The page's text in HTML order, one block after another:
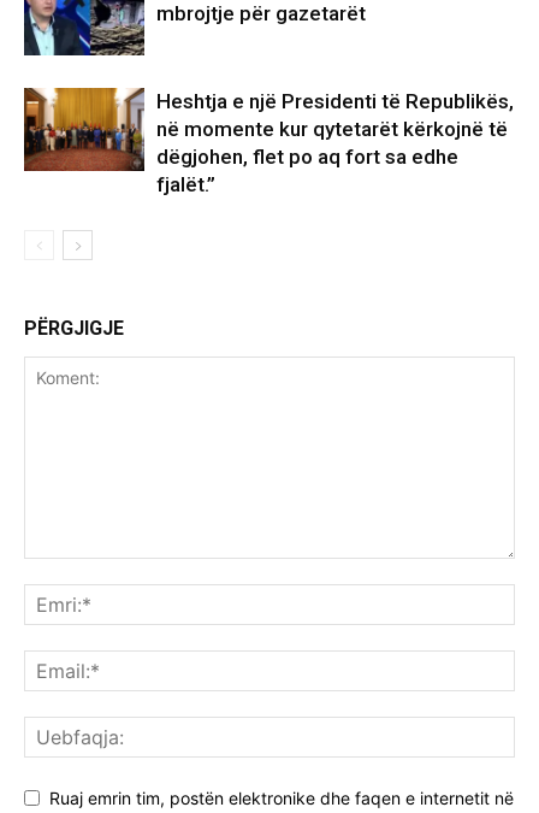
mbrojtje për gazetarët
Heshtja e një Presidenti të Republikës,
në momente kur qytetarët kërkojnë të
dëgjohen, flet po aq fort sa edhe
fjalët.”
PËRGJIGJE
Ruaj emrin tim, postën elektronike dhe faqen e internetit në